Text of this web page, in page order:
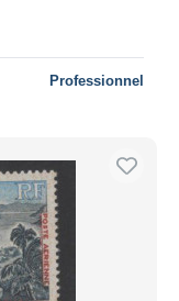
Professionnel